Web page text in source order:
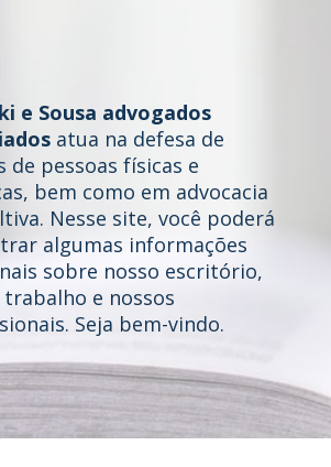
Home
Quem somos
de Atuação
Profissionais
e Sousa advogados
atua na defesa de
de pessoas físicas e
bem como em advocacia
Nesse site, você poderá
algumas informações
sobre nosso escritório,
trabalho e nossos
Seja bem-vindo.